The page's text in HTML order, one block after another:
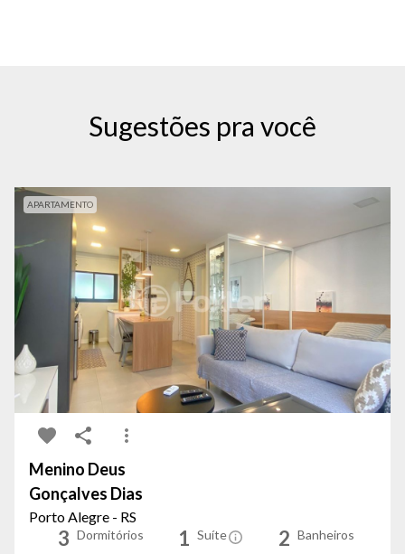
Sugestões pra você
APARTAMENTO
Menino Deus
Gonçalves Dias
Porto Alegre - RS
3 Dormitórios 1 Suíte 2 Banheiros